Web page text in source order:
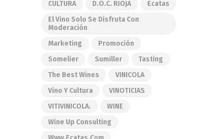
CULTURA
D.O.C. RIOJA
Ecatas
El Vino Solo Se Disfruta Con
Moderación
Marketing
Promoción
Somelier
Sumiller
Tasting
The Best Wines
VINICOLA
Vino Y Cultura
VINOTICIAS
VITIVINICOLA.
WINE
Wine Up Consulting